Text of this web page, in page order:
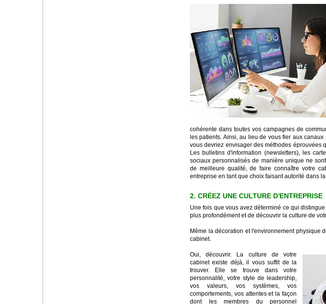
cohérente dans toutes vos campagnes de
les patients. Ainsi, au lieu de vous fier aux
vous devriez envisager des méthodes éprouvées
Les bulletins d'information (newsletters), les
sociaux personnalisés de manière unique ne
de meilleure qualité, de faire connaître votre
entreprise en tant que choix faisant autorité dans
2. CRÉEZ UNE CULTURE D'ENTREPRISE
Une fois que vous avez déterminé ce qui
plus profondément et de découvrir la culture de
Même la décoration et l'environnement physique
cabinet.
Oui, découvrir. La culture de votre
cabinet existe déjà, il vous suffit de la
trouver. Elle se trouve dans votre
personnalité, votre style de leadership,
vos valeurs, vos systèmes, vos
comportements, vos attentes et la façon
dont les membres du personnel